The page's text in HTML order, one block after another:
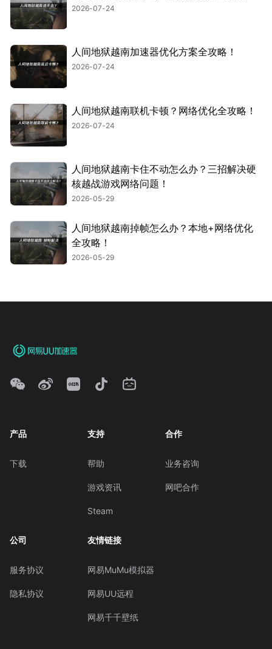
2026-07-24
人间地狱越南加速器优化方案全攻略！
2026-07-24
人间地狱越南联机卡顿？网络优化全攻略！
2026-07-24
人间地狱越南卡住不动怎么办？三招解决硬
核越战游戏网络问题！
2026-05-29
人间地狱越南掉帧怎么办？本地+网络优化
全攻略！
2026-05-29
产品
下载
支持
帮助
游戏资讯
Steam
合作
业务咨询
网吧合作
公司
服务协议
隐私协议
友情链接
网易MuMu模拟器
网易UU远程
网易千千壁纸